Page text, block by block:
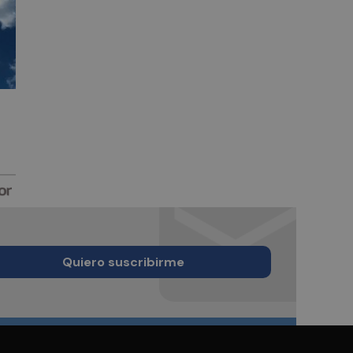
Quiero suscribirme